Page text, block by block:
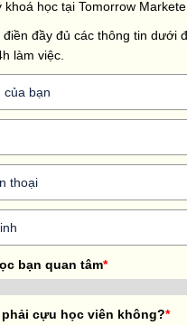
khoá học tại Tomorrow
điền đầy đủ các thông tin dưới
làm việc.
bạn quan tâm*
phải cựu học viên không?*